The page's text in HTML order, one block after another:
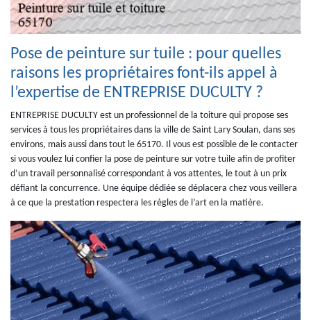
Pose de peinture sur tuile : pour quelles
raisons les propriétaires font-ils appel à
l’expertise de ENTREPRISE DUCULTY ?
ENTREPRISE DUCULTY est un professionnel de la toiture qui propose ses
services à tous les propriétaires dans la ville de Saint Lary Soulan, dans ses
environs, mais aussi dans tout le 65170. Il vous est possible de le contacter
si vous voulez lui confier la pose de peinture sur votre tuile afin de profiter
d’un travail personnalisé correspondant à vos attentes, le tout à un prix
défiant la concurrence. Une équipe dédiée se déplacera chez vous veillera
à ce que la prestation respectera les règles de l’art en la matière.